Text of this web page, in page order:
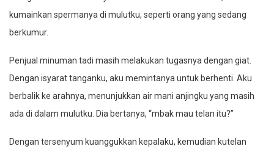
kumainkan spermanya di mulutku, seperti orang yang sedang
berkumur.
Penjual minuman tadi masih melakukan tugasnya dengan giat.
Dengan isyarat tanganku, aku memintanya untuk berhenti. Aku
berbalik ke arahnya, menunjukkan air mani anjingku yang masih
ada di dalam mulutku. Dia bertanya, “mbak mau telan itu?”
Dengan tersenyum kuanggukkan kepalaku, kemudian kutelan